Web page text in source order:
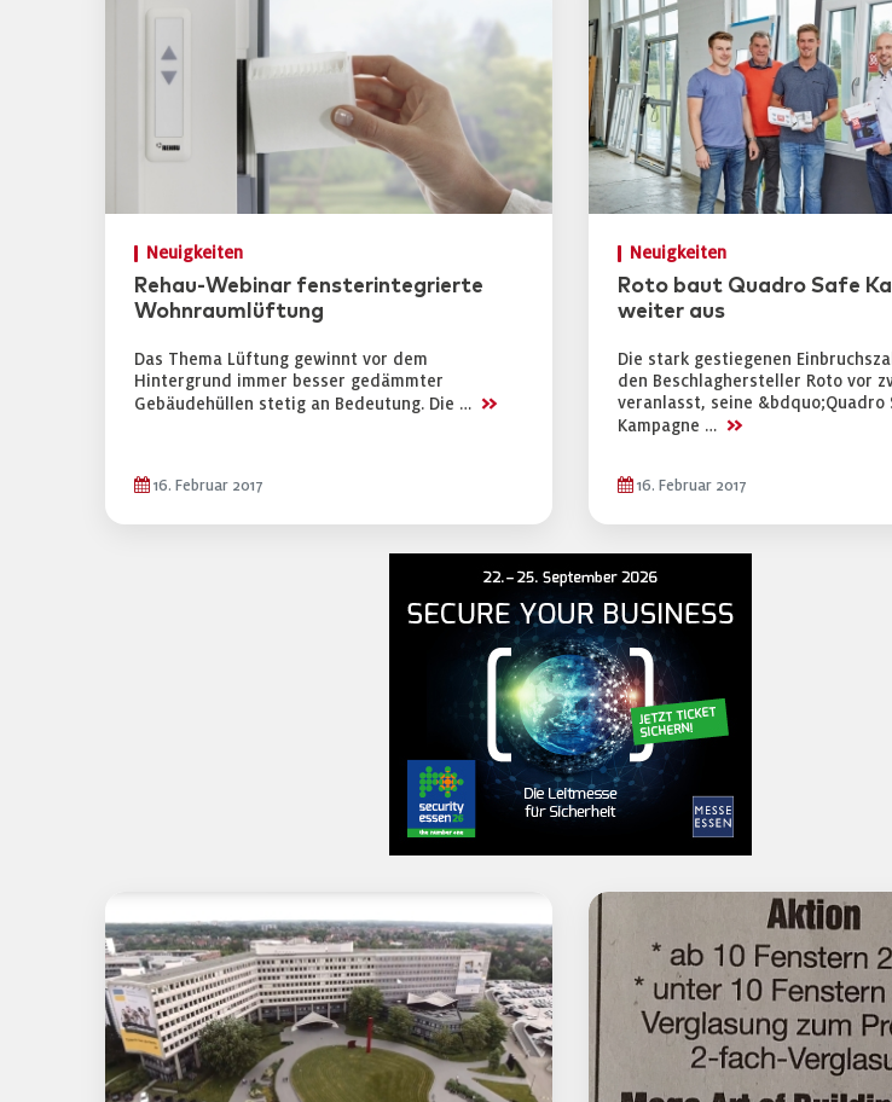
Neuigkeiten
Rehau-Webinar fensterintegrierte
Wohnraumlüftung
Das Thema Lüftung gewinnt vor dem
Hintergrund immer besser gedämmter
Gebäudehüllen stetig an Bedeutung. Die … >>
16. Februar 2017
Neuigkeiten
Roto baut Quadro Safe
weiter aus
Die stark gestiegenen
den Beschlaghersteller Roto vor
veranlasst, seine &bdquo;Quadro
Kampagne … >>
16. Februar 2017